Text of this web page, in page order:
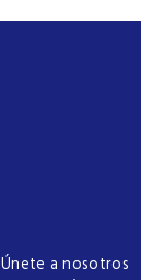
Únete a nosotros